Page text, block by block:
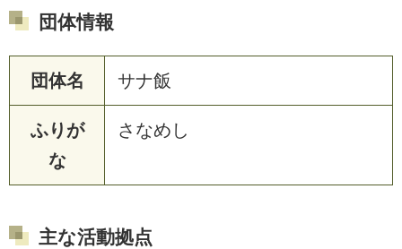
団体情報
団体名 サナ飯
ふりが
な
さなめし
主な活動拠点